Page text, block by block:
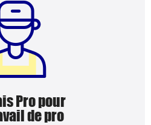
Pro pour
de pro